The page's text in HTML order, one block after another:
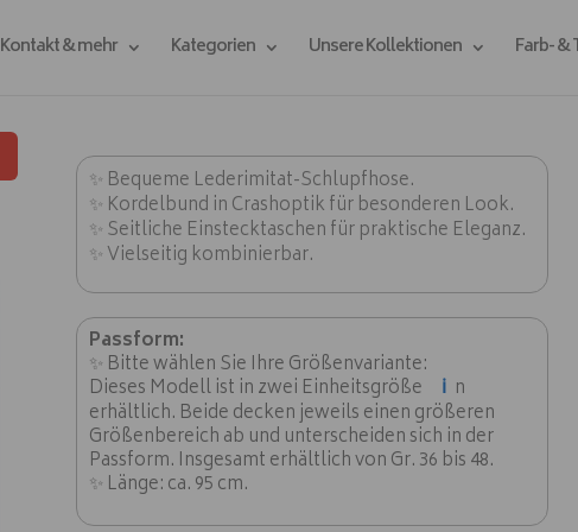
Kontakt & mehr Kategorien Unsere Kollektionen Farb-
✨ Bequeme Lederimitat-Schlupfhose.
✨ Kordelbund in Crashoptik für besonderen Look.
✨ Seitliche Einstecktaschen für praktische Eleganz.
✨ Vielseitig kombinierbar.
Passform:
✨ Bitte wählen Sie Ihre Größenvariante:
Dieses Modell ist in zwei Einheitsgröße ℹ️ n
erhältlich. Beide decken jeweils einen größeren
Größenbereich ab und unterscheiden sich in der
Passform. Insgesamt erhältlich von Gr. 36 bis 48.
✨ Länge: ca. 95 cm.